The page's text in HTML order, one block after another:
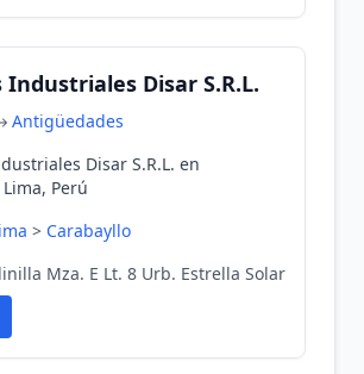
Industriales Disar S.R.L.
Antigüedades
Disar S.R.L. en
Perú
> Carabayllo
Mza. E Lt. 8 Urb. Estrella Solar